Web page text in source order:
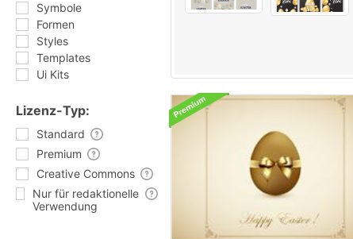
Symbole
Formen
Styles
Templates
Ui Kits
Lizenz-Typ:
Standard
Premium
Creative Commons
Nur für redaktionelle
Verwendung